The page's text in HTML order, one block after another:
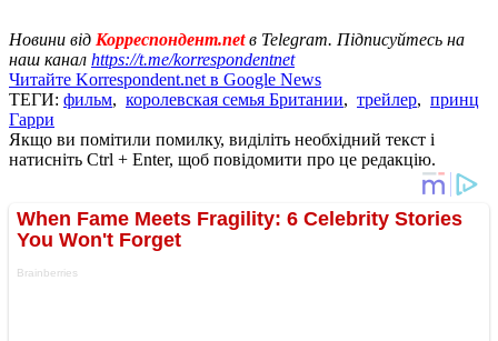
Новини від Корреспондент.netв Telegram. Підписуйтесь на
наш канал https://t.me/korrespondentnet
Читайте Korrespondent.net в Google News
ТЕГИ: фильм, королевская семья Британии, трейлер, принц
Гарри
Якщо ви помітили помилку, виділіть необхідний текст і
натисніть Ctrl + Enter, щоб повідомити про це редакцію.